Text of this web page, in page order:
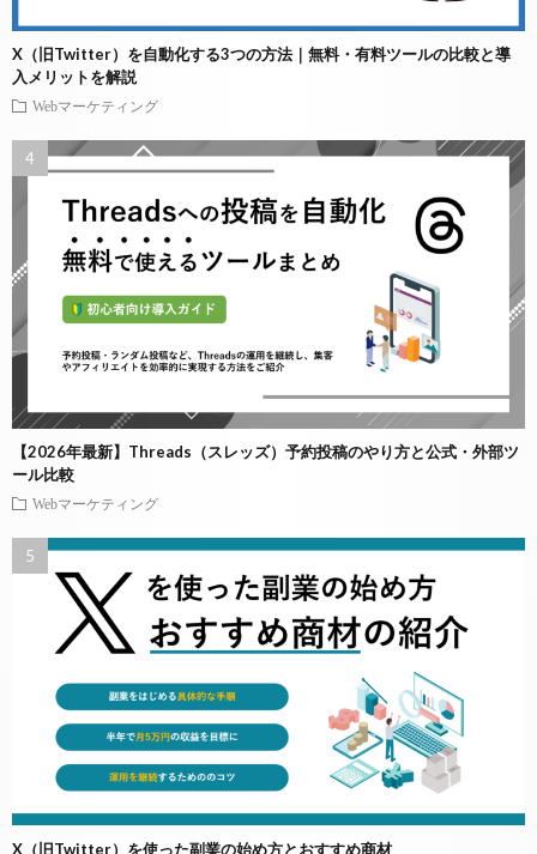
X（旧Twitter）を自動化する3つの方法｜無料・有料ツールの比較と導
入メリットを解説
Webマーケティング
【2026年最新】Threads（スレッズ）予約投稿のやり方と公式・外部ツ
ール比較
Webマーケティング
X（旧Twitter）を使った副業の始め方とおすすめ商材